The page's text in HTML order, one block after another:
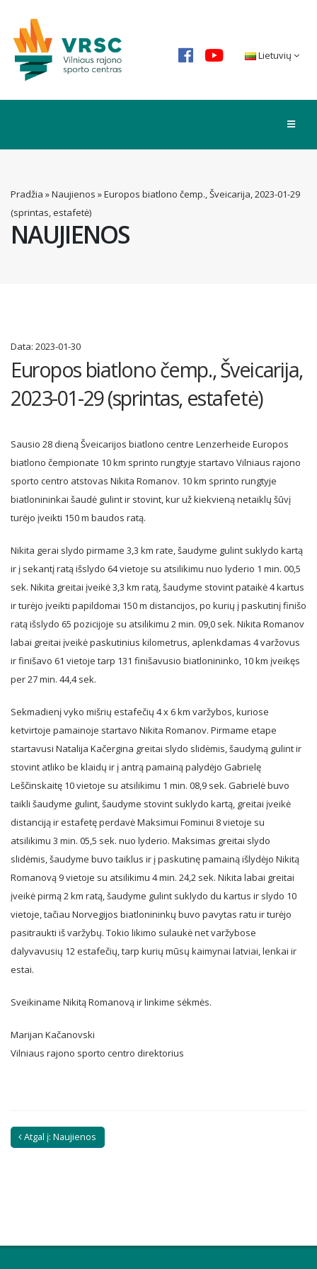
Lietuvių
NAUJIENOS
Pradžia »Naujienos »Europos biatlono čemp., Šveicarija, 2023-01-29
(sprintas, estafetė)
Data: 2023-01-30
Europos biatlono čemp., Šveicarija,
2023-01-29 (sprintas, estafetė)
Sausio 28 dieną Šveicarijos biatlono centre Lenzerheide Europos
biatlono čempionate 10 km sprinto rungtyje startavo Vilniaus rajono
sporto centro atstovas Nikita Romanov. 10 km sprinto rungtyje
biatlonininkai šaudė gulint ir stovint, kur už kiekvieną netaiklų šūvį
turėjo įveikti 150 m baudos ratą.
Nikita gerai slydo pirmame 3,3 km rate, šaudyme gulint suklydo kartą
ir į sekantį ratą išslydo 64 vietoje su atsilikimu nuo lyderio 1 min. 00,5
sek. Nikita greitai įveikė 3,3 km ratą, šaudyme stovint pataikė 4 kartus
ir turėjo įveikti papildomai 150 m distancijos, po kurių į paskutinį finišo
ratą išslydo 65 pozicijoje su atsilikimu 2 min. 09,0 sek. Nikita Romanov
labai greitai įveikė paskutinius kilometrus, aplenkdamas 4 varžovus
ir finišavo 61 vietoje tarp 131 finišavusio biatlonininko, 10 km įveikęs
per 27 min. 44,4 sek.
Sekmadienį vyko mišrių estafečių 4 x 6 km varžybos, kuriose
ketvirtoje pamainoje startavo Nikita Romanov. Pirmame etape
startavusi Natalija Kačergina greitai slydo slidėmis, šaudymą gulint ir
stovint atliko be klaidų ir į antrą pamainą palydėjo Gabrielę
Leščinskaitę 10 vietoje su atsilikimu 1 min. 08,9 sek. Gabrielė buvo
taikli šaudyme gulint, šaudyme stovint suklydo kartą, greitai įveikė
distanciją ir estafetę perdavė Maksimui Fominui 8 vietoje su
atsilikimu 3 min. 05,5 sek. nuo lyderio. Maksimas greitai slydo
slidėmis, šaudyme buvo taiklus ir į paskutinę pamainą išlydėjo Nikitą
Romanovą 9 vietoje su atsilikimu 4 min. 24,2 sek. Nikita labai greitai
įveikė pirmą 2 km ratą, šaudyme gulint suklydo du kartus ir slydo 10
vietoje, tačiau Norvegijos biatlonininkų buvo pavytas ratu ir turėjo
pasitraukti iš varžybų. Tokio likimo sulaukė net varžybose
dalyvavusių 12 estafečių, tarp kurių mūsų kaimynai latviai, lenkai ir
estai.
Sveikiname Nikitą Romanovą ir linkime sėkmės.
Marijan Kačanovski
Vilniaus rajono sporto centro direktorius
Atgal į: Naujienos